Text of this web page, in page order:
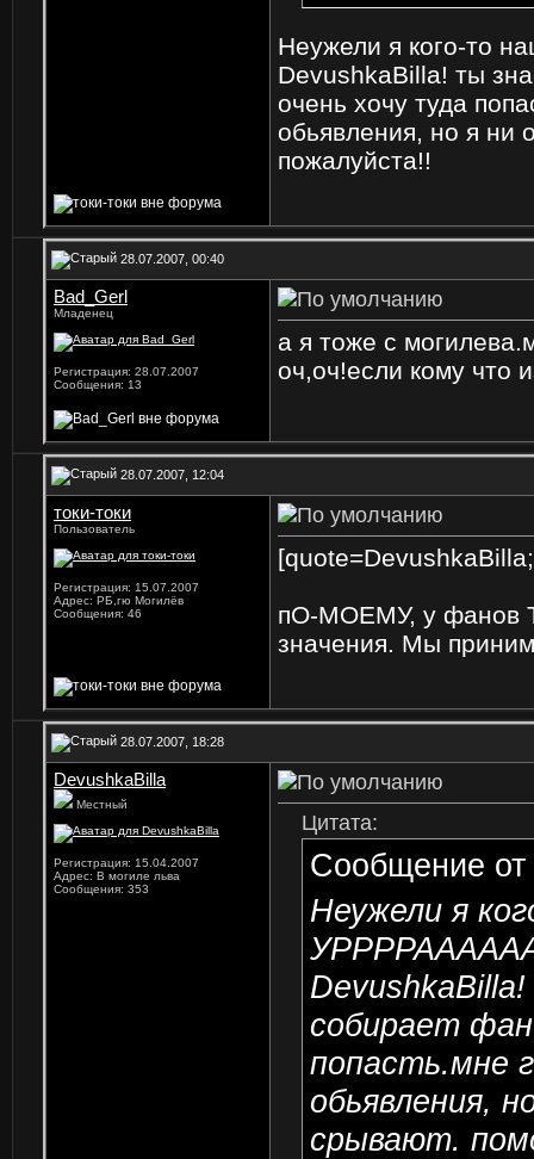
Неужели я кого-то
DevushkaBilla! ты
очень хочу туда
обьявления, но я ни
пожалуйста!!
28.07.2007, 00:40
Bad_Gerl
Младенец
Регистрация: 28.07.2007
Сообщения: 13
а я тоже с
оч,оч!если кому что
28.07.2007, 12:04
токи-токи
Пользователь
Регистрация: 15.07.2007
Адрес: РБ,гю Могилёв
Сообщения: 46
пО-МОЕМУ, у фанов
значения. Мы
28.07.2007, 18:28
DevushkaBilla
Местный
Регистрация: 15.04.2007
Адрес: В могиле льва
Сообщения: 353
Цитата:
Сообщение от
Неужели я
собирает
попасть.мне
обьявления,
срывают.